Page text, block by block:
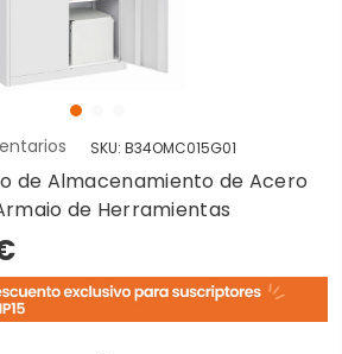
SKU: B34OMC015G01
de Almacenamiento de Acero
de Herramientas